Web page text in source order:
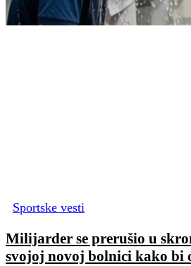
Sportske vesti
Milijarder se prerušio u
svojoj novoj bolnici kako